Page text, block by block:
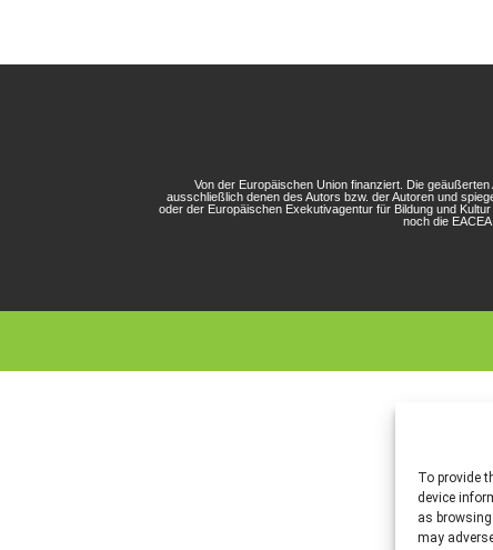
To provide
device
as
may
Von der Europäischen Union finanziert. Die
ausschließlich denen des Autors bzw. der Autoren und
oder der Europäischen Exekutivagentur für Bildung und
noch die